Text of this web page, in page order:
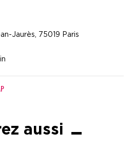
Jaurès, 75019 Paris
aussi